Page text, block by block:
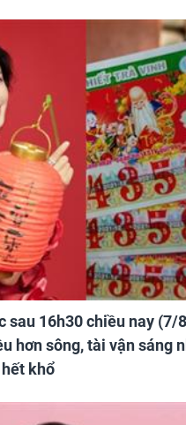
sau 16h30 chiều nay (7/
hơn sông, tài vận sáng
khổ